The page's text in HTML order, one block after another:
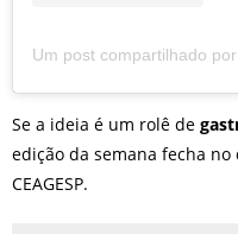
Se a ideia é um rolê de
edição da semana fecha
CEAGESP.